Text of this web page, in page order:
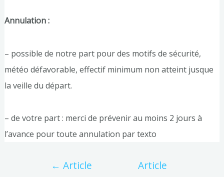
Annulation :
– possible de notre part pour des motifs de sécurité,
météo défavorable, effectif minimum non atteint jusque
la veille du départ.
– de votre part : merci de prévenir au moins 2 jours à
l’avance pour toute annulation par texto
← Article Article